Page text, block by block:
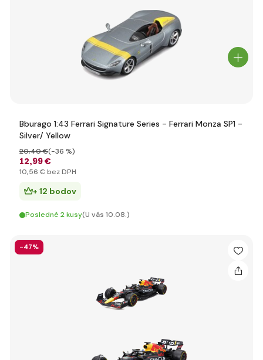
Bburago 1:43 Ferrari Signature Series - Ferrari Monza SP1 -
Silver/ Yellow
12,99 €
20,40 €(-36 %)
10,56 € bez DPH
+ 12 bodov
Posledné 2 kusy(U vás 10.08.)
-47%